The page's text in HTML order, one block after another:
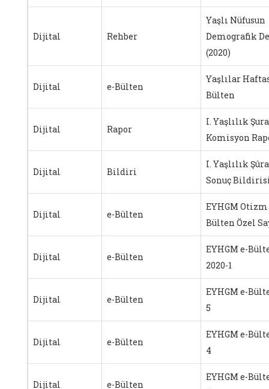
Dijital Rehber
Yaşlı Nüfusun
Demografik
(2020)
Dijital e-Bülten
Yaşlılar
Bülten
Dijital Rapor
I. Yaşlılık
Komisyon
Dijital Bildiri
I. Yaşlılık
Sonuç
Dijital e-Bülten
EYHGM Otizm
Bülten Özel
Dijital e-Bülten
EYHGM e-
2020-1
Dijital e-Bülten
EYHGM e-
5
Dijital e-Bülten
EYHGM e-
4
Dijital e-Bülten
EYHGM e-